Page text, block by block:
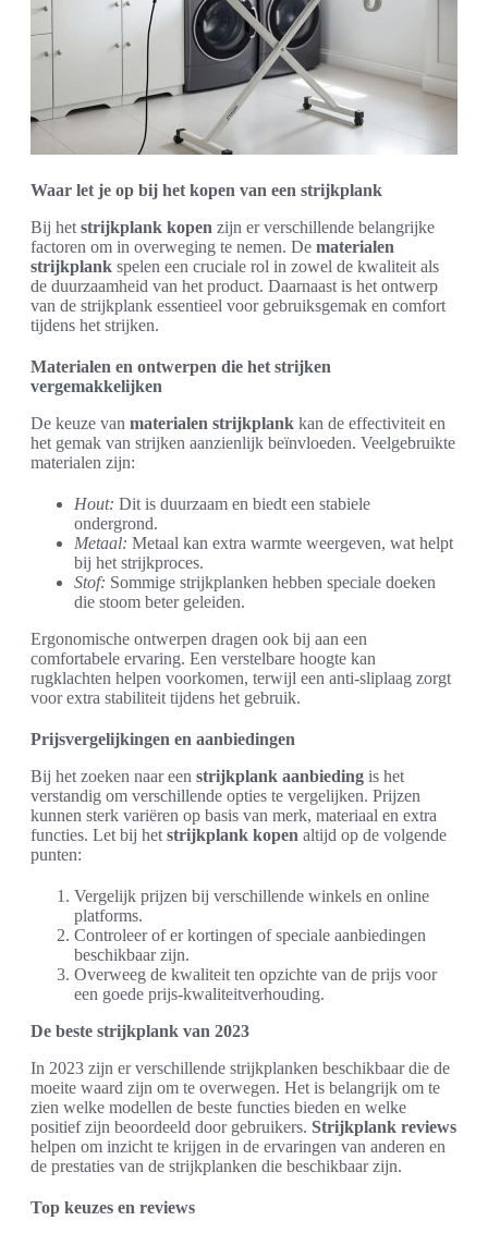
Waar let je op bij het kopen van een strijkplank
Bij het strijkplank kopen zijn er verschillende belangrijke
factoren om in overweging te nemen. De materialen
strijkplank spelen een cruciale rol in zowel de kwaliteit als
de duurzaamheid van het product. Daarnaast is het ontwerp
van de strijkplank essentieel voor gebruiksgemak en comfort
tijdens het strijken.
Materialen en ontwerpen die het strijken
vergemakkelijken
De keuze van materialen strijkplank kan de effectiviteit en
het gemak van strijken aanzienlijk beïnvloeden. Veelgebruikte
materialen zijn:
Hout: Dit is duurzaam en biedt een stabiele
ondergrond.
Metaal: Metaal kan extra warmte weergeven, wat helpt
bij het strijkproces.
Stof: Sommige strijkplanken hebben speciale doeken
die stoom beter geleiden.
Ergonomische ontwerpen dragen ook bij aan een
comfortabele ervaring. Een verstelbare hoogte kan
rugklachten helpen voorkomen, terwijl een anti-sliplaag zorgt
voor extra stabiliteit tijdens het gebruik.
Prijsvergelijkingen en aanbiedingen
Bij het zoeken naar een strijkplank aanbieding is het
verstandig om verschillende opties te vergelijken. Prijzen
kunnen sterk variëren op basis van merk, materiaal en extra
functies. Let bij het strijkplank kopen altijd op de volgende
punten:
Vergelijk prijzen bij verschillende winkels en online
platforms.
Controleer of er kortingen of speciale aanbiedingen
beschikbaar zijn.
Overweeg de kwaliteit ten opzichte van de prijs voor
een goede prijs-kwaliteitverhouding.
De beste strijkplank van 2023
In 2023 zijn er verschillende strijkplanken beschikbaar die de
moeite waard zijn om te overwegen. Het is belangrijk om te
zien welke modellen de beste functies bieden en welke
positief zijn beoordeeld door gebruikers. Strijkplank reviews
helpen om inzicht te krijgen in de ervaringen van anderen en
de prestaties van de strijkplanken die beschikbaar zijn.
Top keuzes en reviews